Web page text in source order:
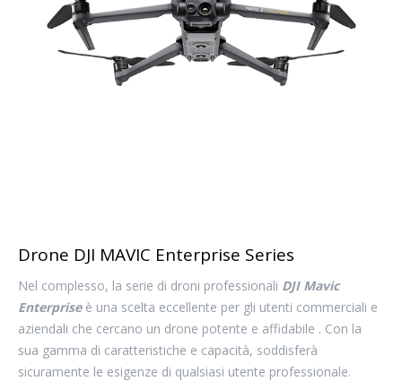
Drone DJI MAVIC Enterprise Series
Nel complesso, la serie di droni professionali DJI Mavic
Enterpriseè una scelta eccellente per gli utenti commerciali e
aziendali che cercano un drone potente e affidabile . Con la
sua gamma di caratteristiche e capacità, soddisferà
sicuramente le esigenze di qualsiasi utente professionale.